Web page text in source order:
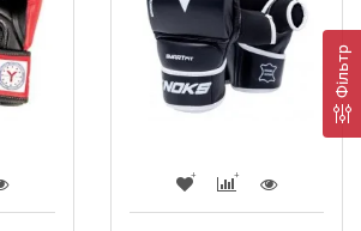
Фільтр